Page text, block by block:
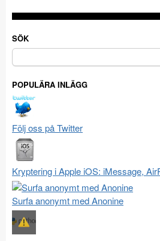
SÖK
Sök
efter:
POPULÄRA INLÄGG
Följ oss på Twitter
Kryptering i Apple iOS: iMessage,
Surfa anonymt med Anonine